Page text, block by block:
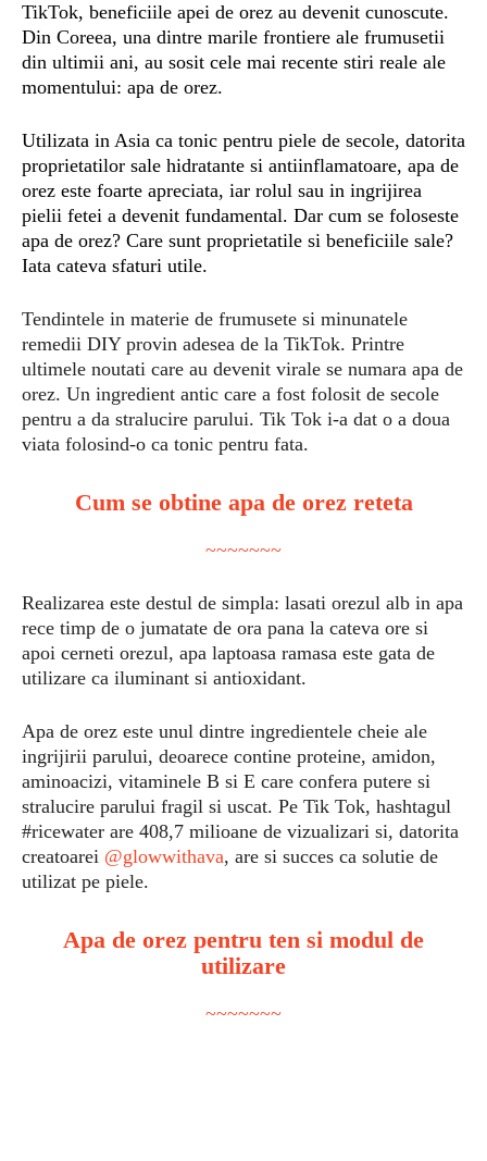
TikTok, beneficiile apei de orez au devenit cunoscute.
Din Coreea, una dintre marile frontiere ale frumusetii
din ultimii ani, au sosit cele mai recente stiri reale ale
momentului: apa de orez.
Utilizata in Asia ca tonic pentru piele de secole, datorita
proprietatilor sale hidratante si antiinflamatoare, apa de
orez este foarte apreciata, iar rolul sau in ingrijirea
pielii fetei a devenit fundamental. Dar cum se foloseste
apa de orez? Care sunt proprietatile si beneficiile sale?
Iata cateva sfaturi utile.
Tendintele in materie de frumusete si minunatele
remedii DIY provin adesea de la TikTok. Printre
ultimele noutati care au devenit virale se numara apa de
orez. Un ingredient antic care a fost folosit de secole
pentru a da stralucire parului. Tik Tok i-a dat o a doua
viata folosind-o ca tonic pentru fata.
Cum se obtine apa de orez reteta
~~~~~~~
Realizarea este destul de simpla: lasati orezul alb in apa
rece timp de o jumatate de ora pana la cateva ore si
apoi cerneti orezul, apa laptoasa ramasa este gata de
utilizare ca iluminant si antioxidant.
Apa de orez este unul dintre ingredientele cheie ale
ingrijirii parului, deoarece contine proteine, amidon,
aminoacizi, vitaminele B si E care confera putere si
stralucire parului fragil si uscat. Pe Tik Tok, hashtagul
#ricewater are 408,7 milioane de vizualizari si, datorita
creatoarei @glowwithava, are si succes ca solutie de
utilizat pe piele.
Apa de orez pentru ten si modul de
utilizare
~~~~~~~